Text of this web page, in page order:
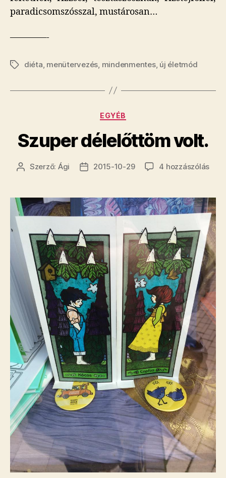
paradicsomszósszal, mustárosan…
————-
Címkék
diéta, menütervezés, mindenmentes, új életmód
Kategóriák
EGYÉB
Szuper délelőttöm volt.
Bejegyzés
Szerző: Ági
Bejegyzés
2015-10-29 4 hozzászólás